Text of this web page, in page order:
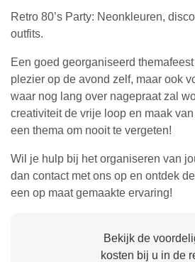
Retro 80’s Party: Neonkleuren,
outfits.
Een goed georganiseerd
plezier op de avond zelf, maar ook
waar nog lang over nagepraat zal
creativiteit de vrije loop en maak
een thema om nooit te vergeten!
Wil je hulp bij het organiseren van
dan contact met ons op en ontdek
een op maat gemaakte ervaring!
Bekijk de
kosten bij u in de